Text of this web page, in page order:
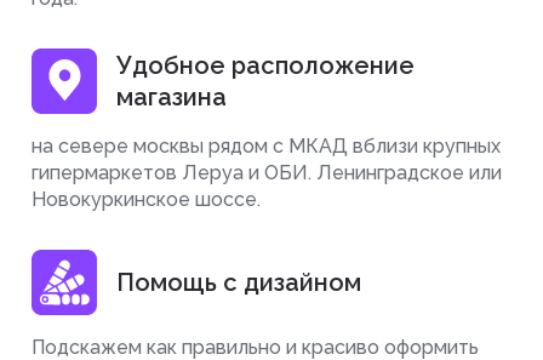
Удобное расположение
магазина
на севере москвы рядом с МКАД вблизи крупных
гипермаркетов Леруа и ОБИ. Ленинградское или
Новокуркинское шоссе.
Помощь с дизайном
Подскажем как правильно и красиво оформить